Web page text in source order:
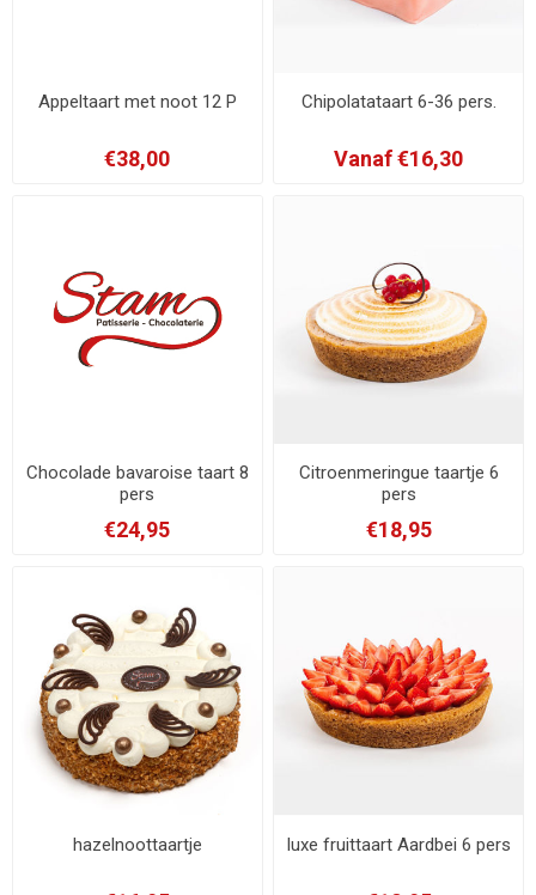
Appeltaart met noot 12 P
€38,00
Chipolatataart 6-36 pers.
Vanaf €16,30
Chocolade bavaroise taart 8
pers
€24,95
Citroenmeringue taartje 6
pers
€18,95
hazelnoottaartje luxe fruittaart Aardbei 6 pers